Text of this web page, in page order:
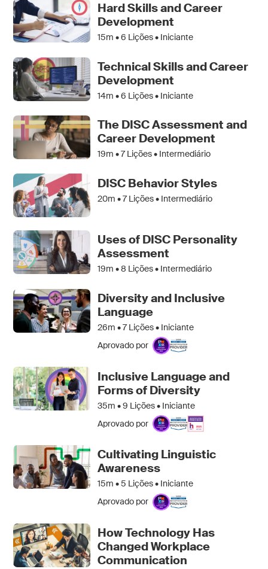
Hard Skills and Career
Development
15m •6 Lições • Iniciante
Technical Skills and Career
Development
14m •6 Lições • Iniciante
The DISC Assessment and
Career Development
19m •7Lições • Intermediário
DISC Behavior Styles
20m •7Lições • Intermediário
Uses of DISC Personality
Assessment
19m •8 Lições • Intermediário
Diversity and Inclusive
Language
26m •7Lições • Iniciante
Aprovado por
Inclusive Language and
Forms of Diversity
35m •9 Lições • Iniciante
Aprovado por
Cultivating Linguistic
Awareness
15m •5 Lições • Iniciante
Aprovado por
How Technology Has
Changed Workplace
Communication